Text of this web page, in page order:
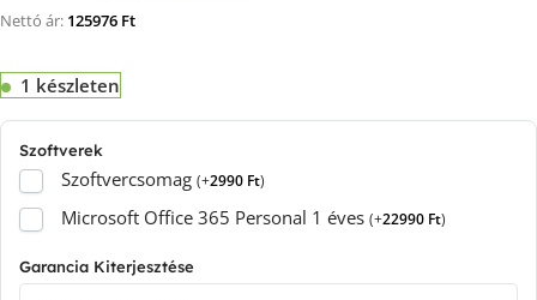
Nettó ár: 125976 Ft
1 készleten
Szoftverek
Szoftvercsomag (+2990 Ft)
Microsoft Office 365 Personal 1 éves (+22990 Ft)
Garancia Kiterjesztése